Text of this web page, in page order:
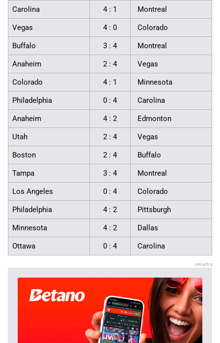
Carolina 4 : 1 Montreal
Vegas 4 : 0 Colorado
Buffalo 3 : 4 Montreal
Anaheim 2 : 4 Vegas
Colorado 4 : 1 Minnesota
Philadelphia 0 : 4 Carolina
Anaheim 4 : 2 Edmonton
Utah 2 : 4 Vegas
Boston 2 : 4 Buffalo
Tampa 3 : 4 Montreal
Los Angeles 0 : 4 Colorado
Philadelphia 4 : 2 Pittsburgh
Minnesota 4 : 2 Dallas
Ottawa 0 : 4 Carolina